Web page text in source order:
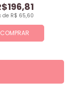
COMPRAR
de R$ 65,60